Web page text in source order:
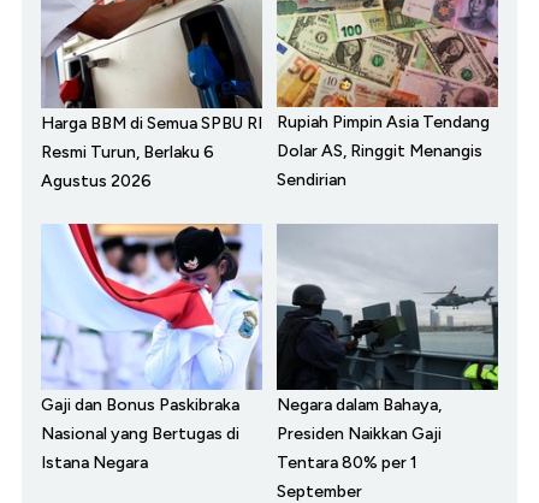
Harga BBM di Semua SPBU RI
Resmi Turun, Berlaku 6
Agustus 2026
Rupiah Pimpin Asia Tendang
Dolar AS, Ringgit Menangis
Sendirian
Gaji dan Bonus Paskibraka
Nasional yang Bertugas di
Istana Negara
Negara dalam Bahaya,
Presiden Naikkan Gaji
Tentara 80% per 1
September